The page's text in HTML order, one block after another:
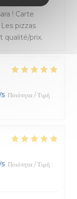
! Carte
pizzas
qualité/prix.
Ποιότητα / Τιμή :
Ποιότητα / Τιμή :